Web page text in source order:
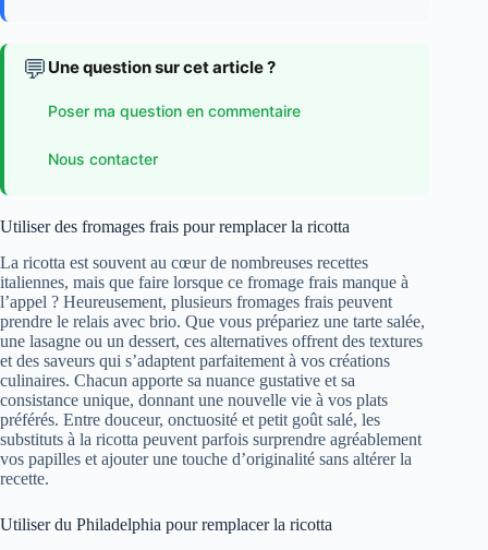
💬 Une question sur cet article ?
Poser ma question en commentaire
Nous contacter
Utiliser des fromages frais pour remplacer la ricotta
La ricotta est souvent au cœur de nombreuses recettes
italiennes, mais que faire lorsque ce fromage frais manque à
l’appel ? Heureusement, plusieurs fromages frais peuvent
prendre le relais avec brio. Que vous prépariez une tarte salée,
une lasagne ou un dessert, ces alternatives offrent des textures
et des saveurs qui s’adaptent parfaitement à vos créations
culinaires. Chacun apporte sa nuance gustative et sa
consistance unique, donnant une nouvelle vie à vos plats
préférés. Entre douceur, onctuosité et petit goût salé, les
substituts à la ricotta peuvent parfois surprendre agréablement
vos papilles et ajouter une touche d’originalité sans altérer la
recette.
Utiliser du Philadelphia pour remplacer la ricotta